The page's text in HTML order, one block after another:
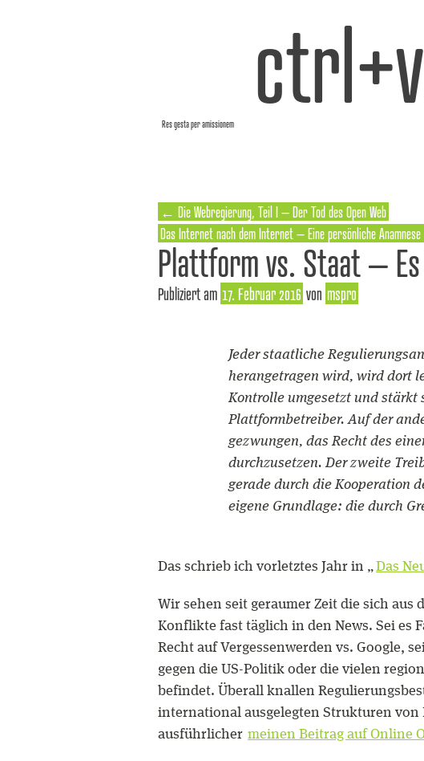
Res gesta per amissionem
← Die Webregierung, Teil I – Der Tod des Open Web
Das Internet nach dem Internet – Eine persönliche Anamnese
Plattform vs. Staat –
Publiziert am 17. Februar 2016 von mspro
Jeder staatliche
herangetragen wird, wird dort
Kontrolle umgesetzt und
Plattformbetreiber. Auf der
gezwungen, das Recht des
durchzusetzen. Der zweite
gerade durch die Kooperation
eigene Grundlage: die durch
Das schrieb ich vorletztes Jahr in „Das
Wir sehen seit geraumer Zeit die sich aus
Konflikte fast täglich in den News. Sei es
Recht auf Vergessenwerden vs. Google,
gegen die US-Politik oder die vielen
befindet. Überall knallen
international ausgelegten Strukturen von
ausführlicher meinen Beitrag auf Online